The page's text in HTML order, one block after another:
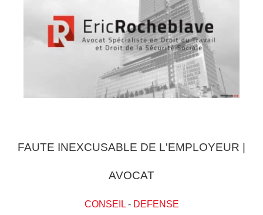
FAUTE INEXCUSABLE DE L'EMPLOYEUR |
AVOCAT
CONSEIL- DEFENSE